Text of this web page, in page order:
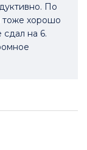
По
тоже хорошо
сдал на 6.